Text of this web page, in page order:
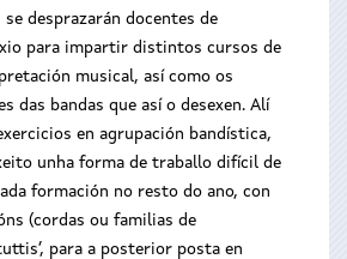
se desprazarán docentes de
para impartir distintos cursos de
musical, así como os
das bandas que así o desexen. Alí
en agrupación bandística,
unha forma de traballo difícil de
formación no resto do ano, con
(cordas ou familias de
para a posterior posta en